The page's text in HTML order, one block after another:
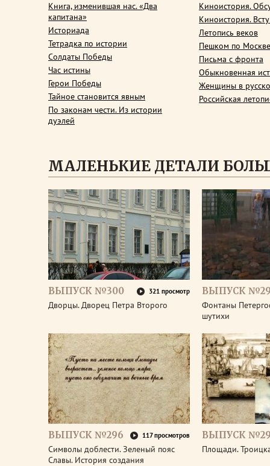
Книга, изменившая нас. «Два
капитана»
Историада
Тетрадка по истории
Солдаты Победы
Час истины
Герои Победы
Тайное становится явным
По законам чести. Из истории
дуэлей
Киноистория.
Киноистория.
Летопись веков
Пешком по Москве
Письма с фронта
Обыкновенная
Женщины в
Российская
МАЛЕНЬКИЕ ДЕТАЛИ
ВЫПУСК №300 321 просмотр
Дворцы. Дворец Петра Второго
ВЫПУСК
Фонтаны
шутихи
ВЫПУСК №296 117 просмотров
Символы доблести. Зеленый пояс
Славы. История создания
ВЫПУСК
Площади.